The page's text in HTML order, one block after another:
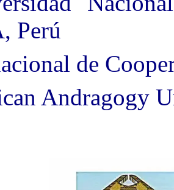
Perú
de
Andragogy